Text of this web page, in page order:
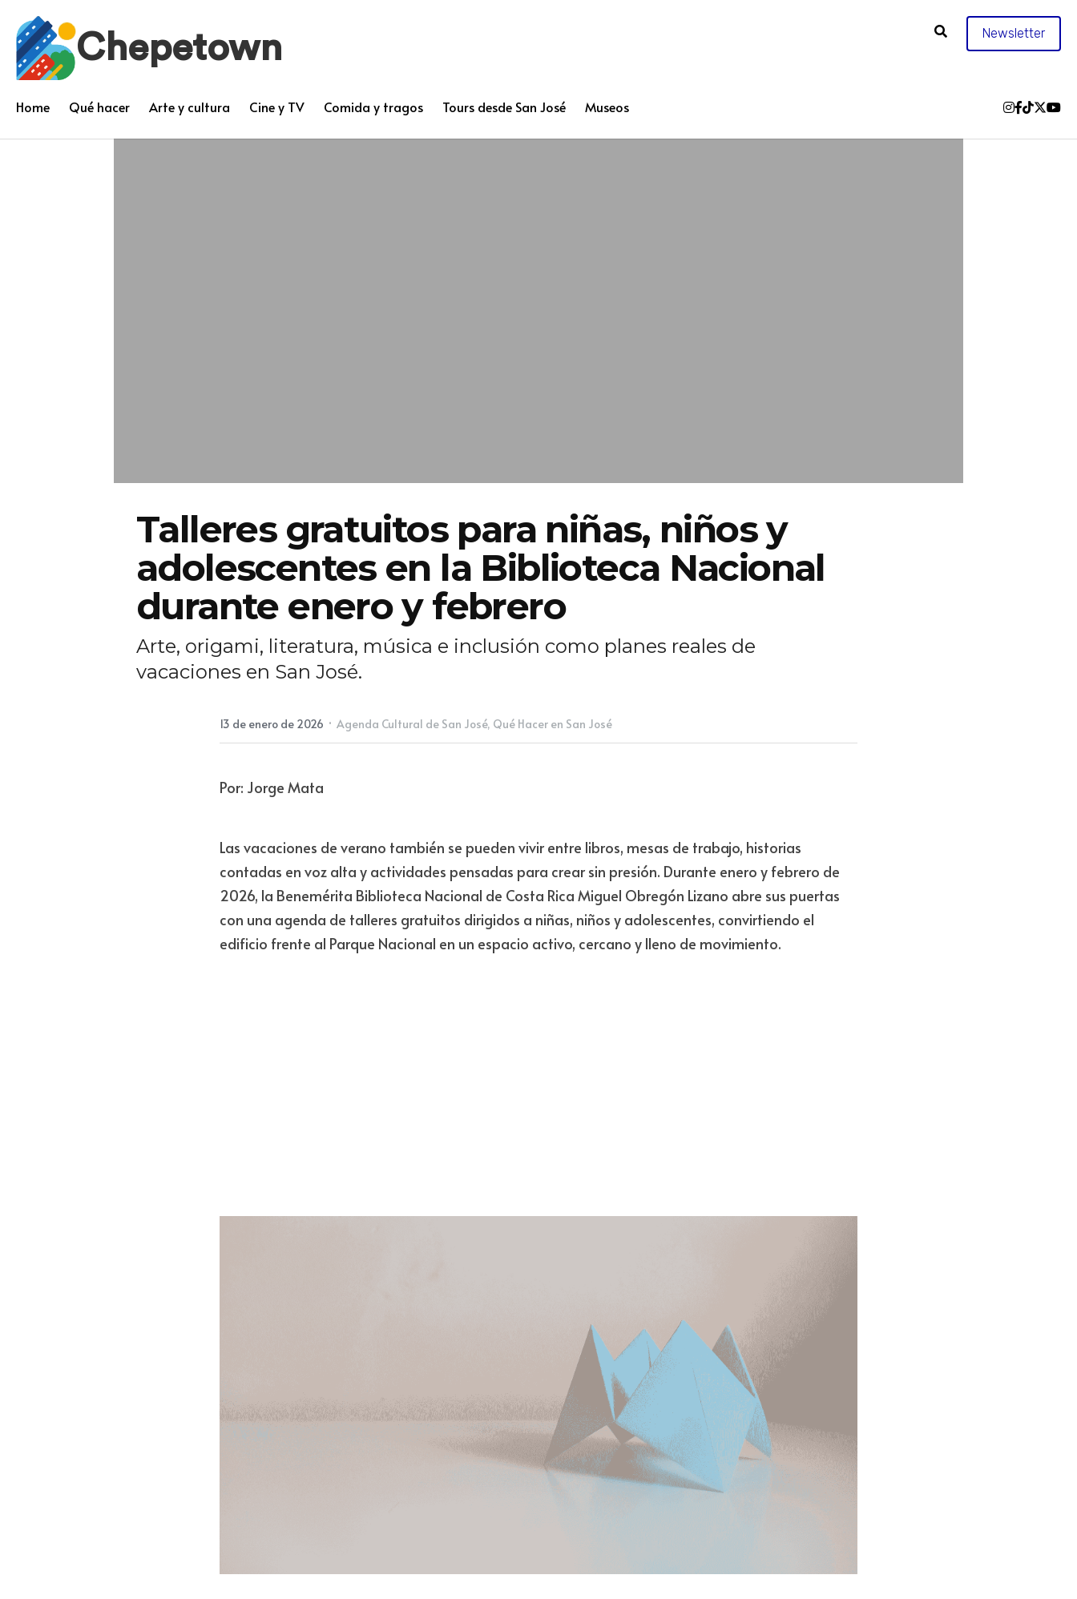
Chepetown Newsletter
Home Qué hacer Arte y cultura Cine y TV Comida y tragos Tours desde San José Museos
Talleres gratuitos para niñas, niños y
adolescentes en la Biblioteca Nacional
durante enero y febrero
Arte, origami, literatura, música e inclusión como planes reales de
vacaciones en San José.
13 de enero de 2026 · Agenda Cultural de San José, Qué Hacer en San José
Por: Jorge Mata
Las vacaciones de verano también se pueden vivir entre libros, mesas de trabajo, historias
contadas en voz alta y actividades pensadas para crear sin presión. Durante enero y febrero de
2026, la Benemérita Biblioteca Nacional de Costa Rica Miguel Obregón Lizano abre sus puertas
con una agenda de talleres gratuitos dirigidos a niñas, niños y adolescentes, convirtiendo el
edificio frente al Parque Nacional en un espacio activo, cercano y lleno de movimiento.